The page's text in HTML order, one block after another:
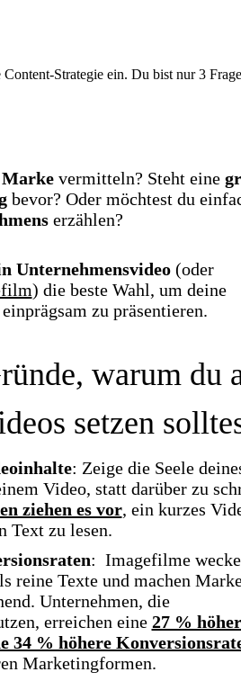
Strategie ein. Du bist nur 3
Markevermitteln? Steht eine
bevor? Oder möchtest du
erzählen?
Unternehmensvideo(oder
) die beste Wahl, um deine
zu präsentieren.
warum du
setzen
: Zeige die Seele
Video, statt darüber zu
ziehen es vor, ein kurzes
Text zu lesen.
: Imagefilme
reine Texte und machen
Unternehmen, die
erreichen eine 27 %
34 % höhere
Marketingformen.